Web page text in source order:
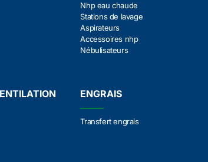
Nhp eau chaude
Stations de lavage
Aspirateurs
Accessoires nhp
Nébulisateurs
ENGRAIS
Transfert engrais